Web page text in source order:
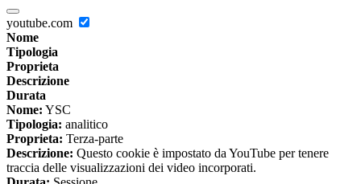
youtube.com
Nome
Tipologia
Proprieta
Descrizione
Durata
Nome: YSC
Tipologia: analitico
Proprieta: Terza-parte
Descrizione: Questo cookie è impostato da YouTube per tenere
traccia delle visualizzazioni dei video incorporati.